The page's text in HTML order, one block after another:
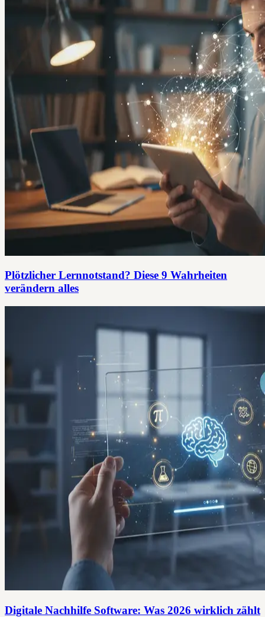
Plötzlicher Lernnotstand? Diese 9 Wahrheiten
verändern alles
Digitale Nachhilfe Software: Was 2026 wirklich zählt